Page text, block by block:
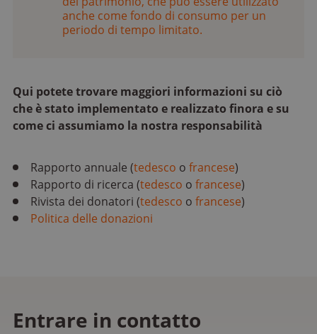
anche come fondo di consumo per un
periodo di tempo limitato.
Qui potete trovare maggiori informazioni su ciò
che è stato implementato e realizzato finora e su
come ci assumiamo la nostra responsabilità
Rapporto annuale (tedesco o francese)
Rapporto di ricerca (tedesco o francese)
Rivista dei donatori (tedesco o francese)
Politica delle donazioni
Entrare in contatto